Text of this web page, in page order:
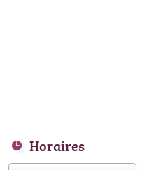
Horaires